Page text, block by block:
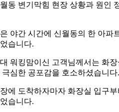
동 변기막힘 현장 상황과 원인
야간 시간에 신월동의 한 아파
습니다.
워킹맘이신 고객님께서는 화
극심한 공포감을 호소하셨습니다.
에 도착하자마자 화장실 입구
습니다.